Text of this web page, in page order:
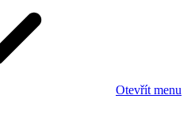
Otevřít menu